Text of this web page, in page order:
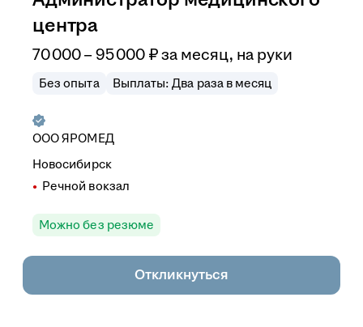
центра
70 000–95 000 ₽ за месяц, на руки
Без опыта Выплаты: Два раза в месяц
ОООЯРОМЕД
Новосибирск
Речной вокзал
Можно без резюме
Откликнуться